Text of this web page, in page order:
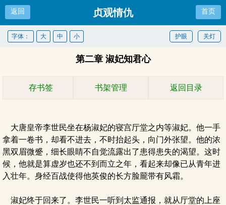
返回 贞观情仇 首页
关灯
护眼
字体： 大 中 小
第二章 淑妃知君心
存书签 书架管理 返回目录
大唐皇帝李世民坐在杨淑妃的寝宫厅堂之内等淑妃。他一手
拿着一卷书，却看不进去，不时抬起头，向门外张望。他的浓
黑双眉微蹙，细长眼睛不自觉流露出了患得患失的渴望。这时
候，他就是算虚岁也还不到而立之年，看起来却像已从青年进
入壮年。身经百战使得他英俊的长方脸龎带有风霜。
淑妃终于回来了。李世民一听到太监通报，就从厅堂的上座